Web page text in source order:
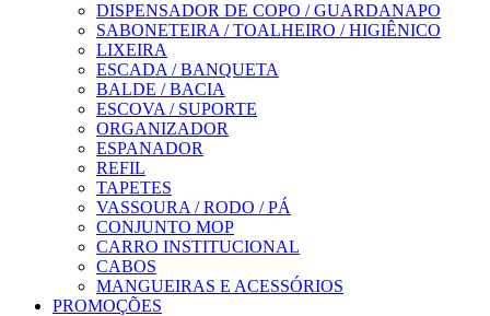
DISPENSADOR DE COPO / GUARDANAPO
SABONETEIRA / TOALHEIRO / HIGIÊNICO
LIXEIRA
ESCADA / BANQUETA
BALDE / BACIA
ESCOVA / SUPORTE
ORGANIZADOR
ESPANADOR
REFIL
TAPETES
VASSOURA / RODO / PÁ
CONJUNTO MOP
CARRO INSTITUCIONAL
CABOS
MANGUEIRAS E ACESSÓRIOS
PROMOÇÕES